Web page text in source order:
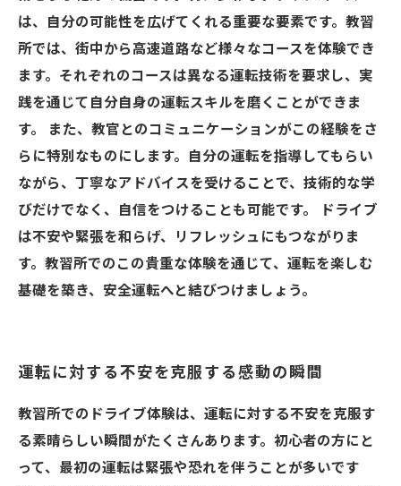
は、自分の可能性を広げてくれる重要な要素です。教習
所では、街中から高速道路など様々なコースを体験でき
ます。それぞれのコースは異なる運転技術を要求し、実
践を通じて自分自身の運転スキルを磨くことができま
す。 また、教官とのコミュニケーションがこの経験をさ
らに特別なものにします。自分の運転を指導してもらい
ながら、丁寧なアドバイスを受けることで、技術的な学
びだけでなく、自信をつけることも可能です。 ドライブ
は不安や緊張を和らげ、リフレッシュにもつながりま
す。教習所でのこの貴重な体験を通じて、運転を楽しむ
基礎を築き、安全運転へと結びつけましょう。
運転に対する不安を克服する感動の瞬間
教習所でのドライブ体験は、運転に対する不安を克服す
る素晴らしい瞬間がたくさんあります。初心者の方にと
って、最初の運転は緊張や恐れを伴うことが多いです